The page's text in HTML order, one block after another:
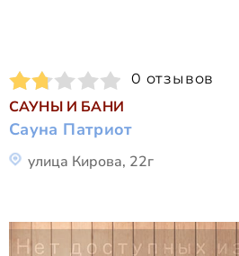
0 отзывов
САУНЫ И БАНИ
Сауна Патриот
улица Кирова, 22г